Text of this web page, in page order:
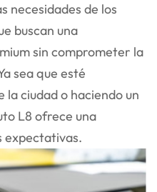
necesidades de los
buscan una
sin comprometer la
sea que esté
la ciudad o haciendo un
L8 ofrece una
expectativas.